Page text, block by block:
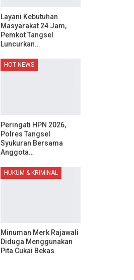
Layani Kebutuhan
Masyarakat 24 Jam,
Pemkot Tangsel
Luncurkan…
HOT NEWS
Peringati HPN 2026,
Polres Tangsel
Syukuran Bersama
Anggota…
HUKUM & KRIMINAL
Minuman Merk Rajawali
Diduga Menggunakan
Pita Cukai Bekas